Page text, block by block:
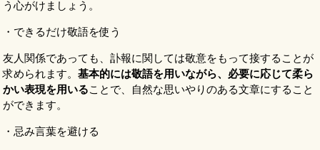
う心がけましょう。
・できるだけ敬語を使う
友人関係であっても、訃報に関しては敬意をもって接することが
求められます。基本的には敬語を用いながら、必要に応じて柔ら
かい表現を用いることで、自然な思いやりのある文章にすること
ができます。
・忌み言葉を避ける